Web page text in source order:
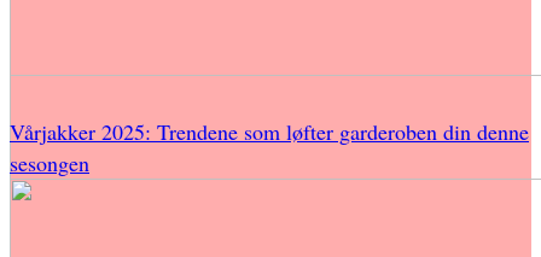
Vårjakker 2025: Trendene som løfter garderoben din denne
sesongen